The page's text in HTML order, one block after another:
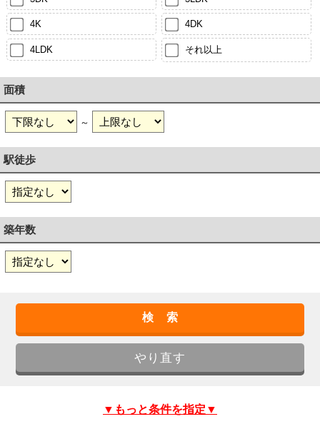
4K 4DK
4LDK それ以上
面積
～
駅徒歩
築年数
▼もっと条件を指定▼